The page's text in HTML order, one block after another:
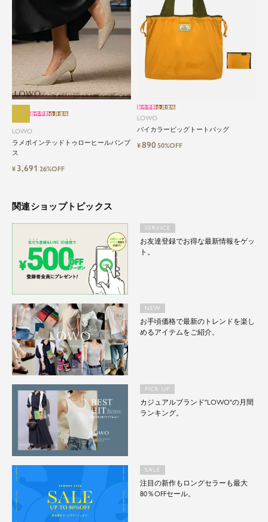
LOWO（ロワ）は、アパレルはもちろん、インナ
ー、バッグやシューズ、小物まで、驚くほどリー
ズナブルにラインナップ。
毎日のコーデに、ちょっとした変化を。いつもの
自分に、ちょっとした彩りを。
LOWOは、頑張りすぎないおしゃれを応援しま
す。
LOWO
ラメポインテッドトゥローヒールパンプ
ス
新作早割会員価格
¥ 3,691 26%OFF
LOWO
バイカラービッグトートバッグ
新作早割会員価格
¥89050%OFF
関連ショップトピックス
SERVICE
お友達登録でお得な最新情報をゲッ
ト。
NEW
お手頃価格で最新のトレンドを楽し
めるアイテムをご紹介。
PICK UP
カジュアルブランド"LOWO"の月間
ランキング。
SALE
注目の新作もロングセラーも最大
80％OFFセール。